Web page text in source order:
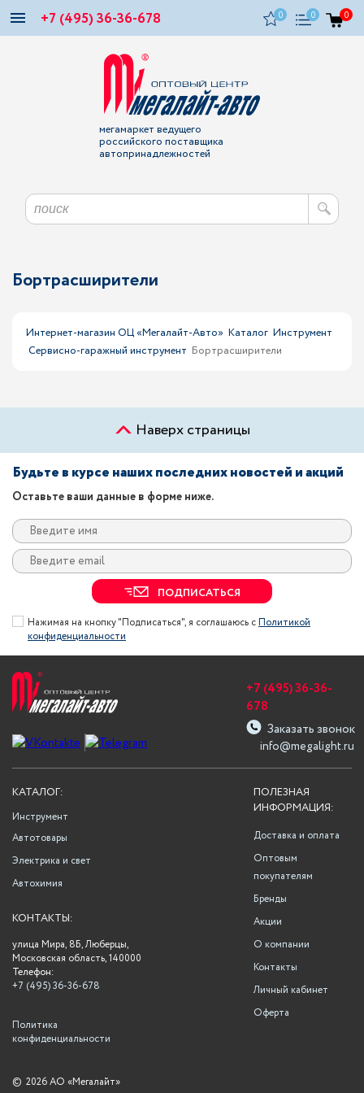
+7 (495) 36-36-678 0 0 0
мегамаркет ведущего
российского поставщика
автопринадлежностей
Бортрасширители
Интернет-магазин ОЦ «Мегалайт-Авто» Каталог Инструмент
Сервисно-гаражный инструмент Бортрасширители
Наверх страницы
Будьте в курсе наших последних новостей и акций
Оставьте ваши данные в форме ниже.
ПОДПИСАТЬСЯ
Нажимая на кнопку "Подписаться", я соглашаюсь сПолитикой
конфиденциальности
info@megalight.ru
+7 (495) 36-36-
678
Заказать звонок
ПОЛЕЗНАЯ
ИНФОРМАЦИЯ:
Доставка и оплата
Оптовым
покупателям
Бренды
Акции
О компании
Контакты
Личный кабинет
Оферта
КАТАЛОГ:
Инструмент
Автотовары
Электрика и свет
Автохимия
КОНТАКТЫ:
улица Мира, 8Б, Люберцы,
Московская область, 140000
Телефон:
+7 (495) 36-36-678
Политика
конфиденциальности
© 2026 АО «Мегалайт»